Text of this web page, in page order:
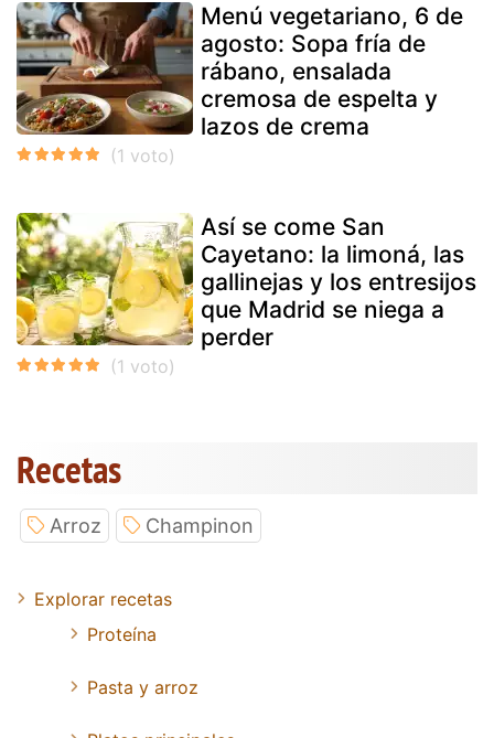
Menú vegetariano, 6 de
agosto: Sopa fría de
rábano, ensalada
cremosa de espelta y
lazos de crema
Así se come San
Cayetano: la limoná, las
gallinejas y los entresijos
que Madrid se niega a
perder
Recetas
Arroz Champinon
Explorar recetas
Proteína
Pasta y arroz